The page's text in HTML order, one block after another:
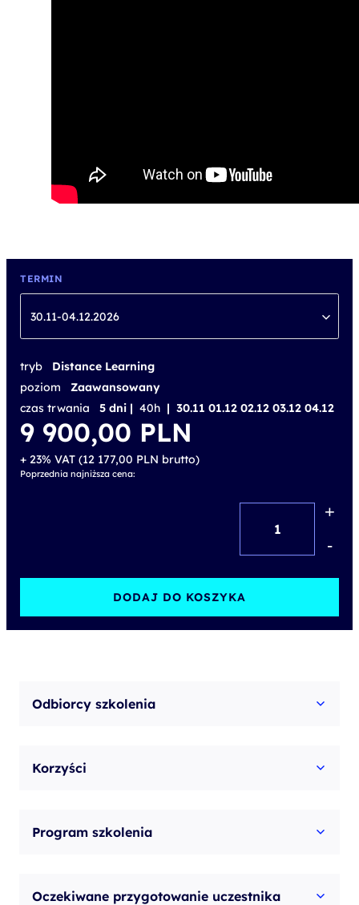
TERMIN
30.11-04.12.2026
tryb
Distance Learning
poziom
Zaawansowany
czas trwania
5 dni | 40h | 30.11 01.12 02.12 03.12 04.12
9 900,00 PLN
+ 23% VAT (12 177,00 PLN brutto)
Poprzednia najniższa cena:
Operations:
Instal,
+
-
DODAJ DO KOSZYKA
Odbiorcy szkolenia
Korzyści
Program szkolenia
Oczekiwane przygotowanie uczestnika